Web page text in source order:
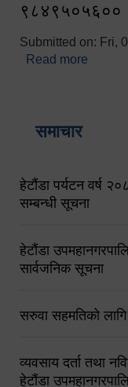
९८४९५०५६००
Submitted on: Fri,
Read more
समाचार
हेटौंडा पर्यटन वर्ष
सम्बन्धी सूचना
हेटौंडा
सार्वजनिक सूचना
सरुवा सहमतिको
व्यवसाय दर्ता तथा
हेटौंडा